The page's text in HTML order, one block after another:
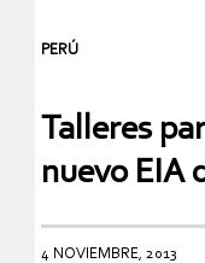
PERÚ
Talleres
nuevo EIA
4 NOVIEMBRE, 2013